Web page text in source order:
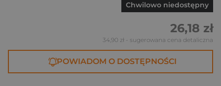
Chwilowo niedostępny
26,18 zł
34,90 zł - sugerowana cena detaliczna
POWIADOM O DOSTĘPNOŚCI